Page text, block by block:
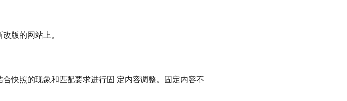
版的网站上。
快照的现象和匹配要求进行固 定内容调整。固定内容不